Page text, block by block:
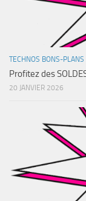
TECHNOS BONS-PLANS
Profitez des
20 JANVIER 2026